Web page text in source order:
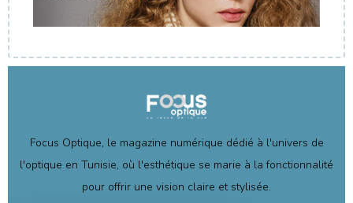
Focus Optique, le magazine numérique dédié à l'univers de
l'optique en Tunisie, où l'esthétique se marie à la fonctionnalité
pour offrir une vision claire et stylisée.